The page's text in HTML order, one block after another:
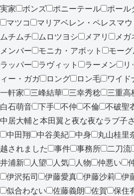
実家
ボンズ ポニーテール ポール
マツコ
マリアベレン・ペレスマウ
ムチムチ
ムロツヨシ メアリ メガ
メンバー
モニカ・アボット モー
ラッパー
ラヴィット ラーメン リ
ィー・ガガ
ロング ロン毛 ワイド
一軒家
三峰結華 三幸秀稔 三重高
白石萌音
下手 不仲 不倫 不破聖
中居大輔と本田翼と夜な夜なラブ子
中田翔
中谷美紀 中身 丸山桂里
越されました
事件 事務所 二刀流
井浦新
人望 人気 人物 仲悪い
伊沢拓司
伊藤愛真 伊藤沙莉 伊
似合わない
佐藤義朗 佐賀 保住